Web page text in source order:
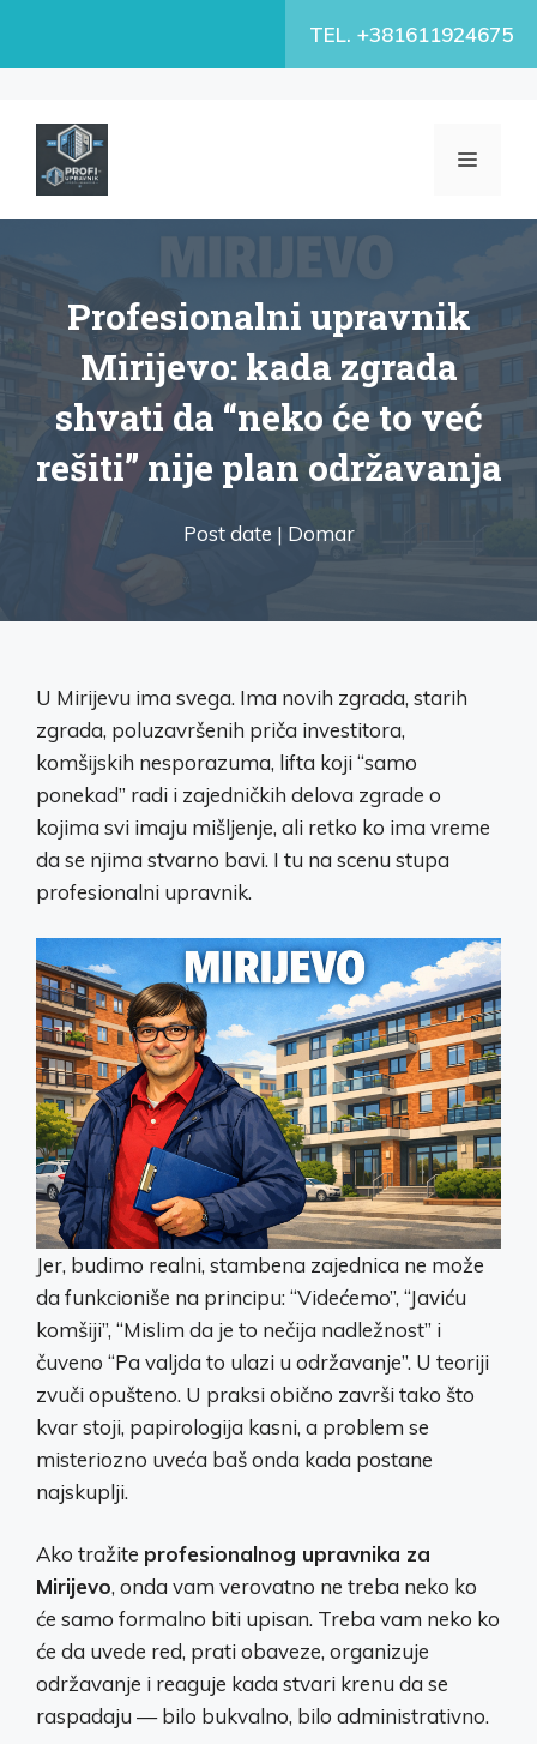
TEL. +381611924675
MENU
Profesionalni upravnik
Mirijevo: kada zgrada
shvati da “neko će to već
rešiti” nije plan održavanja
Post date | Domar
U Mirijevu ima svega. Ima novih zgrada, starih
zgrada, poluzavršenih priča investitora,
komšijskih nesporazuma, lifta koji “samo
ponekad” radi i zajedničkih delova zgrade o
kojima svi imaju mišljenje, ali retko ko ima vreme
da se njima stvarno bavi. I tu na scenu stupa
profesionalni upravnik.
Jer, budimo realni, stambena zajednica ne može
da funkcioniše na principu: “Videćemo”, “Javiću
komšiji”, “Mislim da je to nečija nadležnost” i
čuveno “Pa valjda to ulazi u održavanje”. U teoriji
zvuči opušteno. U praksi obično završi tako što
kvar stoji, papirologija kasni, a problem se
misteriozno uveća baš onda kada postane
najskuplji.
Ako tražite profesionalnog upravnika za
Mirijevo, onda vam verovatno ne treba neko ko
će samo formalno biti upisan. Treba vam neko ko
će da uvede red, prati obaveze, organizuje
održavanje i reaguje kada stvari krenu da se
raspadaju — bilo bukvalno, bilo administrativno.